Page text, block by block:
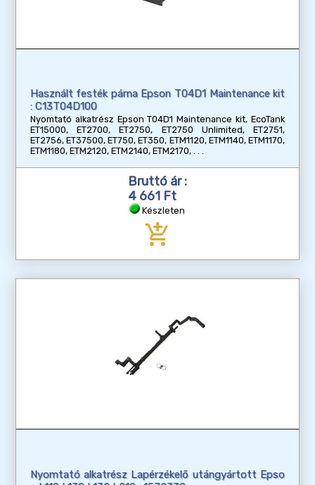
Használt festék párna Epson T04D1 Maintenance kit
: C13T04D100
Nyomtató alkatrész Epson T04D1 Maintenance kit, EcoTank
ET15000, ET2700, ET2750, ET2750 Unlimited, ET2751,
ET2756, ET37500, ET750, ET350, ETM1120, ETM1140, ETM1170,
ETM1180, ETM2120, ETM2140, ETM2170,
Bruttó ár :
4 661 Ft
Készleten
add_shopping_cart
Nyomtató alkatrész Lapérzékelő utángyártott Epso